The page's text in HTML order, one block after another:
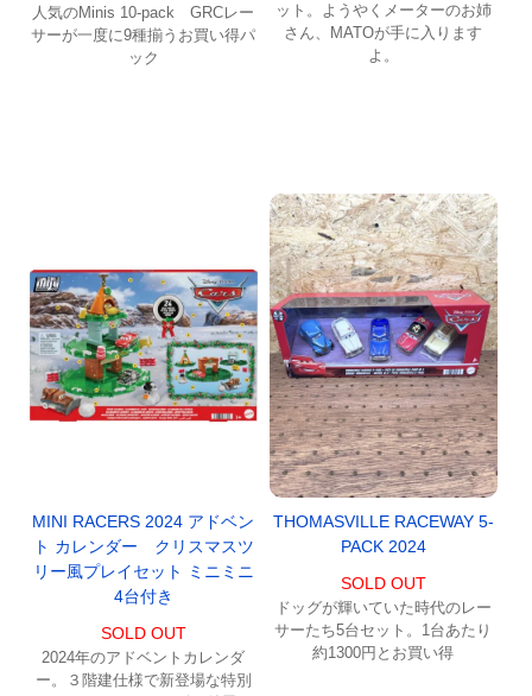
人気のMinis 10-pack GRCレー
サーが一度に9種揃うお買い得パ
ック
ット。ようやくメーターのお姉
さん、MATOが手に入ります
よ。
MINI RACERS 2024 アドベン
ト カレンダー クリスマスツ
リー風プレイセット ミニミニ
4台付き
SOLD OUT
2024年のアドベントカレンダ
ー。３階建仕様で新登場な特別
THOMASVILLE RACEWAY 5-
PACK 2024
SOLD OUT
ドッグが輝いていた時代のレー
サーたち5台セット。1台あたり
約1300円とお買い得